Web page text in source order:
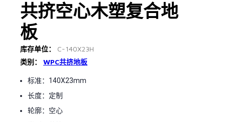
共挤空心木塑复合地
板
库存单位： C-140X23H
类别： WPC共挤地板
标准：140X23mm
长度：定制
轮廓：空心